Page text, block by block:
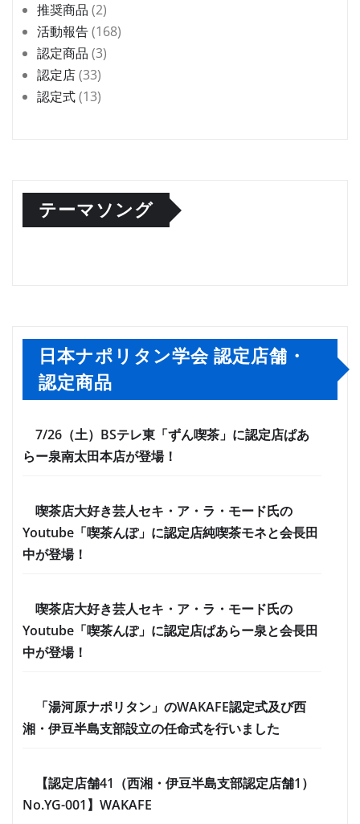
推奨商品 (2)
活動報告(168)
認定商品 (3)
認定店(33)
認定式(13)
テーマソング
日本ナポリタン学会 認定店舗・
認定商品
7/26（土）BSテレ東「ずん喫茶」に認定店ぱあ
らー泉南太田本店が登場！
喫茶店大好き芸人セキ・ア・ラ・モード氏の
Youtube「喫茶んぽ」に認定店純喫茶モネと会長田
中が登場！
喫茶店大好き芸人セキ・ア・ラ・モード氏の
Youtube「喫茶んぽ」に認定店ぱあらー泉と会長田
中が登場！
「湯河原ナポリタン」のWAKAFE認定式及び西
湘・伊豆半島支部設立の任命式を行いました
【認定店舗41（西湘・伊豆半島支部認定店舗1）
No.YG-001】WAKAFE